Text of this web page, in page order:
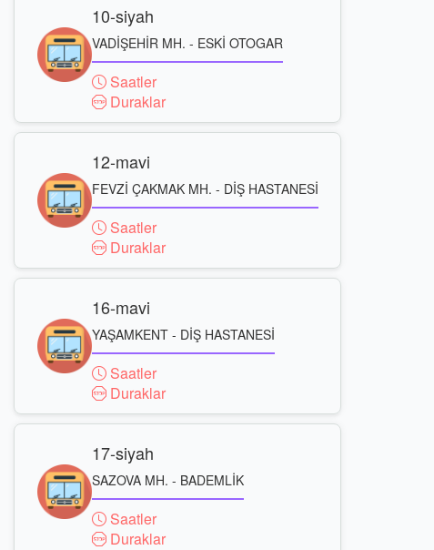
10-siyah
VADİŞEHİR MH. - ESKİ OTOGAR
Saatler
Duraklar
12-mavi
FEVZİ ÇAKMAK MH. - DİŞ HASTANESİ
Saatler
Duraklar
16-mavi
YAŞAMKENT - DİŞ HASTANESİ
Saatler
Duraklar
17-siyah
SAZOVA MH. - BADEMLİK
Saatler
Duraklar